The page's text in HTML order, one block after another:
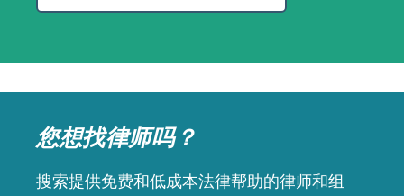
您想找律师吗？
搜索提供免费和低成本法律帮助的律师和组